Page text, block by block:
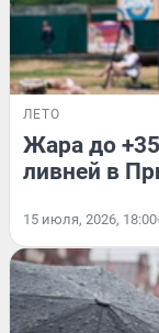
ЛЕТО
Жара до
ливней в
15 июля, 2026, 18:00